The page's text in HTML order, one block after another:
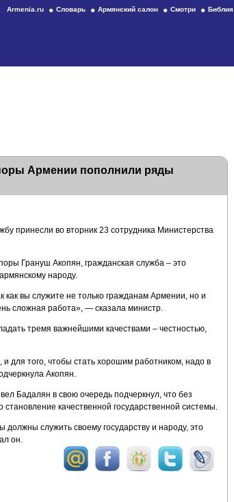
Armenia.ru Словарь Армянский салон Смотри Библия
Армении пополнили ряды
принесли во вторник 23 сотрудника Министерства
Грануш Акопян, гражданская служба – это
народу.
вы служите не только гражданам Армении, но и
сложная работа», — сказала министр.
тремя важнейшими качествами – честностью,
для того, чтобы стать хорошим работником, надо в
Акопян.
Бадалян в свою очередь подчеркнул, что без
качественной государственной системы.
должны служить своему государству и народу, это
он.